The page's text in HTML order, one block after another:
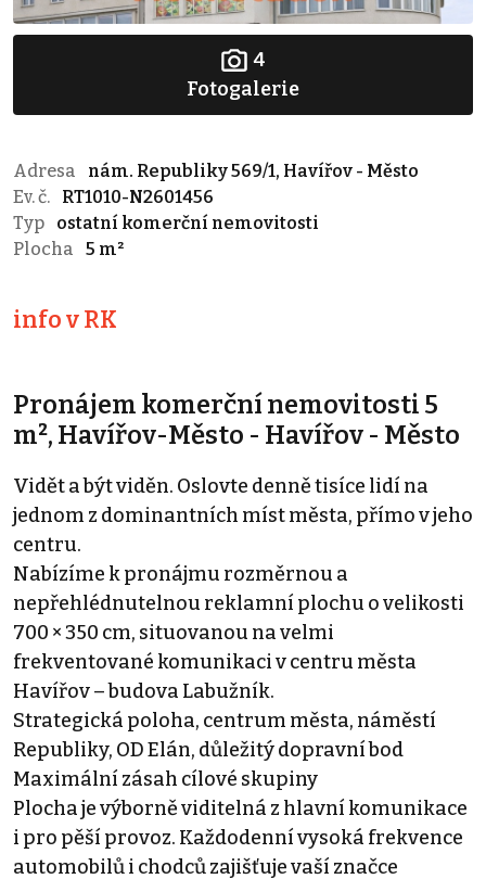
4
Fotogalerie
Adresa
nám. Republiky 569/1, Havířov - Město
Ev. č.
RT1010-N2601456
Typ
ostatní komerční nemovitosti
Plocha
5 m²
info v RK
Pronájem komerční nemovitosti 5
m², Havířov-Město - Havířov - Město
Vidět a být viděn. Oslovte denně tisíce lidí na
jednom z dominantních míst města, přímo v jeho
centru.
Nabízíme k pronájmu rozměrnou a
nepřehlédnutelnou reklamní plochu o velikosti
700 × 350 cm, situovanou na velmi
frekventované komunikaci v centru města
Havířov – budova Labužník.
Strategická poloha, centrum města, náměstí
Republiky, OD Elán, důležitý dopravní bod
Maximální zásah cílové skupiny
Plocha je výborně viditelná z hlavní komunikace
i pro pěší provoz. Každodenní vysoká frekvence
automobilů i chodců zajišťuje vaší značce